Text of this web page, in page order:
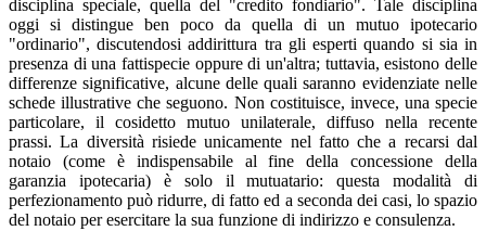
disciplina speciale, quella del "credito fondiario". Tale disciplina
oggi si distingue ben poco da quella di un mutuo ipotecario
"ordinario", discutendosi addirittura tra gli esperti quando si sia in
presenza di una fattispecie oppure di un'altra; tuttavia, esistono delle
differenze significative, alcune delle quali saranno evidenziate nelle
schede illustrative che seguono. Non costituisce, invece, una specie
particolare, il cosidetto mutuo unilaterale, diffuso nella recente
prassi. La diversità risiede unicamente nel fatto che a recarsi dal
notaio (come è indispensabile al fine della concessione della
garanzia ipotecaria) è solo il mutuatario: questa modalità di
perfezionamento può ridurre, di fatto ed a seconda dei casi, lo spazio
del notaio per esercitare la sua funzione di indirizzo e consulenza.